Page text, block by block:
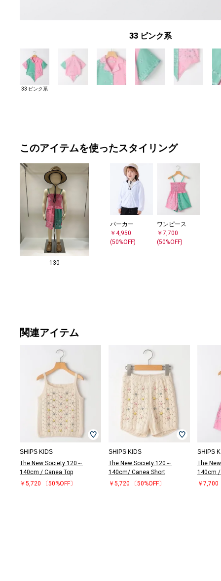
33 ピンク系
33 ピンク系
このアイテムを使ったスタイリング
130
パーカー
￥4,950
(50%OFF)
ワンピース
￥7,700
(50%OFF)
関連アイテム
SHIPS KIDS
The New Society:120～
140cm / Canea Top
￥5,720
〔50%OFF〕
SHIPS KIDS
The New Society:120～
140cm/ Canea Short
￥5,720
〔50%OFF〕
SHIPS
The
140cm
￥7,700